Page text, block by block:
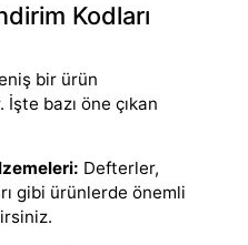
Kodları
bir ürün
bazı öne çıkan
Defterler,
gibi ürünlerde önemli